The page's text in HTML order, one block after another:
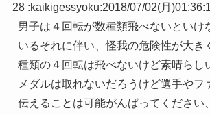
28 :kaikigessyoku:2018/07/02(月
男子は４回転が数種類飛べないといけ
いるそれに伴い、怪我の危険性が大き
種類の４回転は飛べないけど素晴らし
メダルは取れないだろうけど選手やフ
伝えることは可能がんばってください